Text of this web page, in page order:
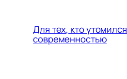
Для тех, кто утомился
современностью